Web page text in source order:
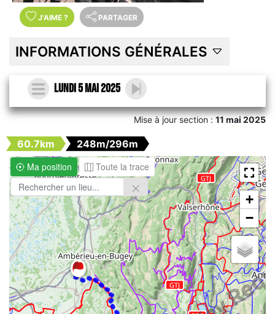
J'AIME ? PARTAGER
INFORMATIONS GÉNÉRALES
Lundi 5 mai 2025
Mise à jour section :11 mai 2025
60.7km
248m/296m
Ma position
Toute la trace
+
−